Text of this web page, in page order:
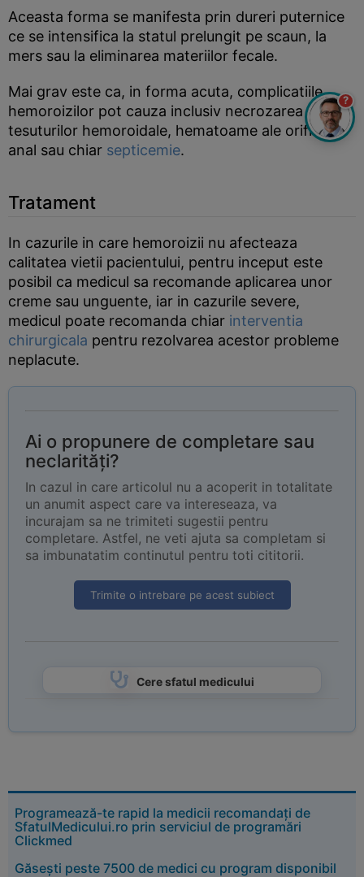
Aceasta forma se manifesta prin dureri puternice
ce se intensifica la statul prelungit pe scaun, la
mers sau la eliminarea materiilor fecale.
Mai grav este ca, in forma acuta, complicatiile
hemoroizilor pot cauza inclusiv necrozarea
tesuturilor hemoroidale, hematoame ale orificiului
anal sau chiar septicemie.
Tratament
In cazurile in care hemoroizii nu afecteaza
calitatea vietii pacientului, pentru inceput este
posibil ca medicul sa recomande aplicarea unor
creme sau unguente, iar in cazurile severe,
medicul poate recomanda chiar interventia
chirurgicala pentru rezolvarea acestor probleme
neplacute.
Ai o propunere de completare sau
neclarități?
In cazul in care articolul nu a acoperit in totalitate
un anumit aspect care va intereseaza, va
incurajam sa ne trimiteti sugestii pentru
completare. Astfel, ne veti ajuta sa completam si
sa imbunatatim continutul pentru toti cititorii.
Trimite o intrebare pe acest subiect
Cere sfatul medicului
Programează-te rapid la medicii recomandați de
SfatulMedicului.ro prin serviciul de programări
Clickmed
Găsești peste 7500 de medici cu program disponibil
?